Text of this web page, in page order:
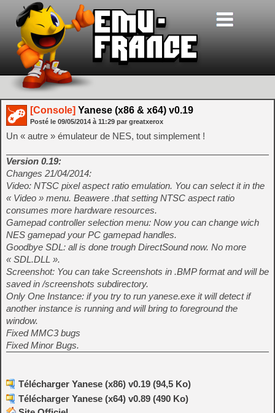
[Console] Yanese (x86 & x64) v0.19
Posté le 09/05/2014 à 11:29 par greatxerox
Un « autre » émulateur de NES, tout simplement !
Version 0.19:
Changes 21/04/2014:
Video: NTSC pixel aspect ratio emulation. You can select it in the
« Video » menu. Beawere .that setting NTSC aspect ratio
consumes more hardware resources.
Gamepad controller selection menu: Now you can change wich
NES gamepad your PC gamepad handles.
Goodbye SDL: all is done trough DirectSound now. No more
« SDL.DLL ».
Screenshot: You can take Screenshots in .BMP format and will be
saved in /screenshots subdirectory.
Only One Instance: if you try to run yanese.exe it will detect if
another instance is running and will bring to foreground the
window.
Fixed MMC3 bugs
Fixed Minor Bugs.
Télécharger Yanese (x86) v0.19 (94,5 Ko)
Télécharger Yanese (x64) v0.89 (490 Ko)